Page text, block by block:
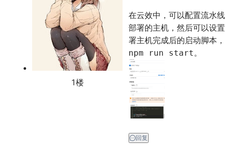
1楼
在云效中，可以配置流水
部署的主机，然后可以设
署主机完成后的启动脚本
npm run start
回复